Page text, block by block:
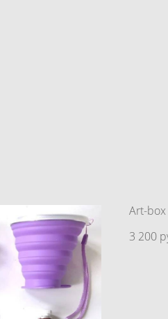
Art-box
3 200